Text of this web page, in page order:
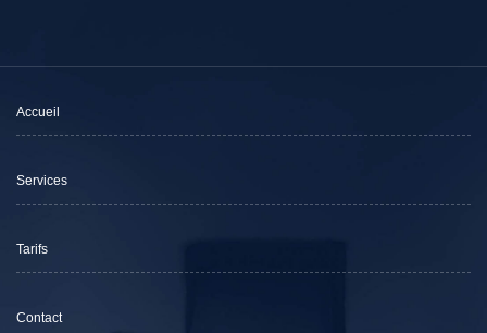
Accueil
Services
Tarifs
Contact